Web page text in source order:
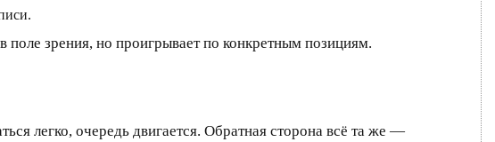
зрения, но проигрывает по конкретным позициям.
легко, очередь двигается. Обратная сторона всё та же —